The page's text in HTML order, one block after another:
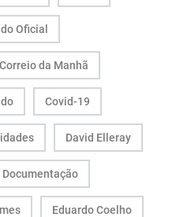
Oficial
Correio da Manhã
Covid-19
David Elleray
Documentação
Eduardo Coelho